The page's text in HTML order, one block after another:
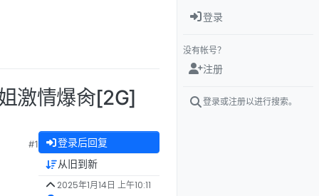
激情爆肏[2G]
#1 登录后回复
从旧到新
2025年1月14日 上午10:11
登录
没有帐号？
注册
登录或注册以进行搜索。